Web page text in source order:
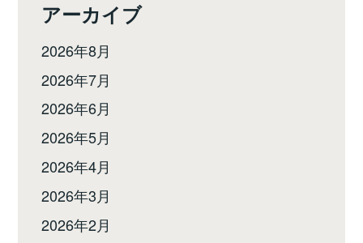
アーカイブ
2026年8月
2026年7月
2026年6月
2026年5月
2026年4月
2026年3月
2026年2月